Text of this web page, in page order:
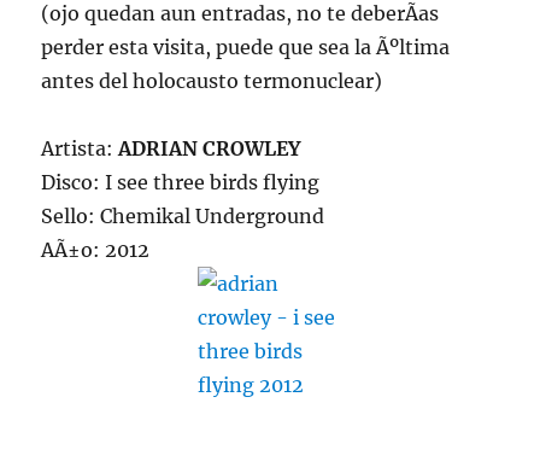
(ojo quedan aun entradas, no te deberÃ­as
perder esta visita, puede que sea la Ãºltima
antes del holocausto termonuclear)
Artista:ADRIAN CROWLEY
Disco: I see three birds flying
Sello: Chemikal Underground
AÃ±o: 2012